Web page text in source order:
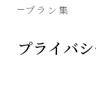
プラン集
プライバ